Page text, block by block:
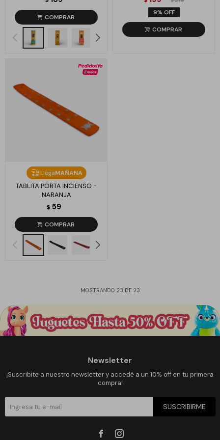
9
LlegaMAÑANA
TABLITA PORTA INCIENSO -
NARANJA
$ 59
MOSTRANDO 23 DE 23
Newsletter
¡Suscribite a nuestro newsletter y accedé a un 10% off en tu primera
compra!
SUSCRIBIRME
 